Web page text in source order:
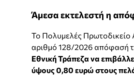
Άμεσα εκτελεστή η
Το Πολυμελές Πρωτοδικείο
αριθμό 128/2026 απόφασή
Εθνική Τράπεζα να
ύψους 0,80 ευρώ στους